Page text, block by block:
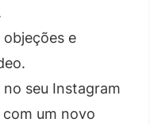
e
seu Instagram
um novo